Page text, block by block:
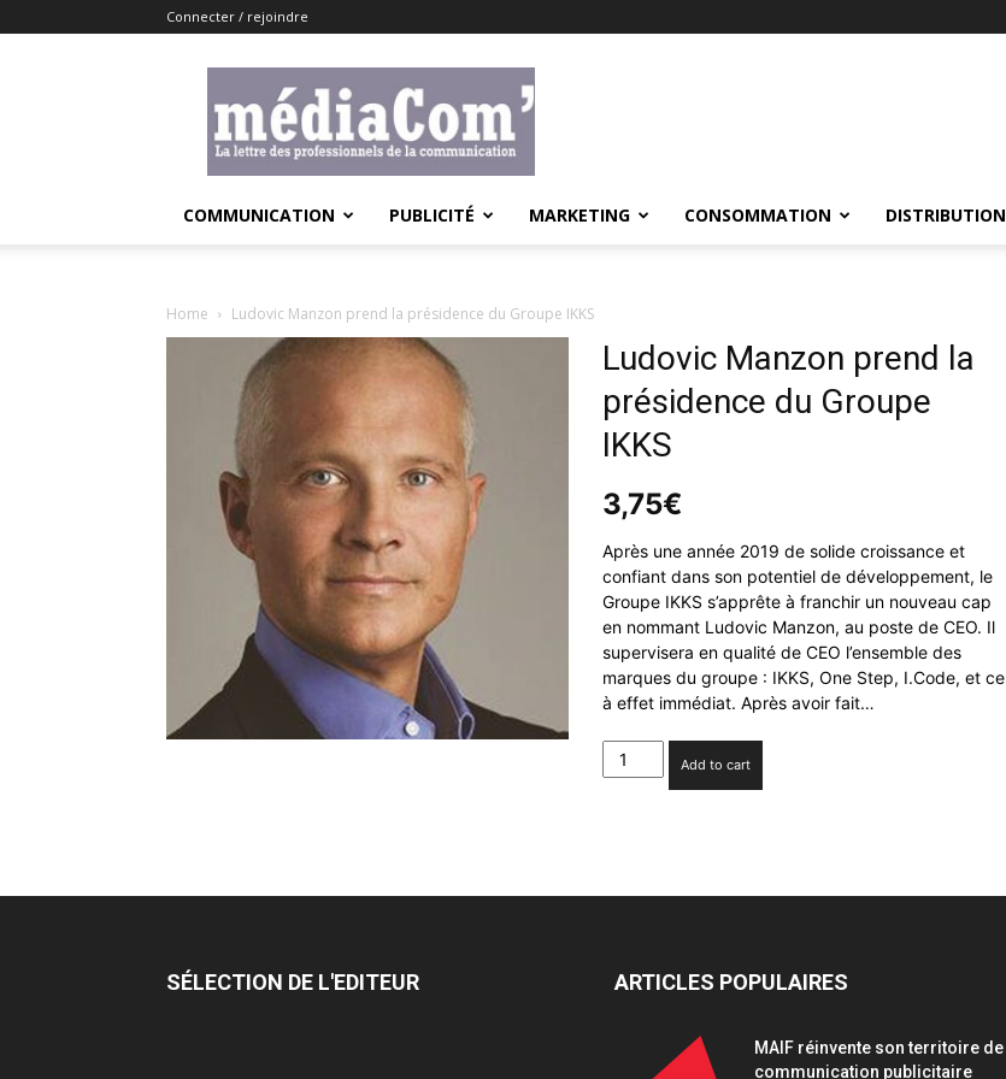
Connecter / rejoindre
COMMUNICATION PUBLICITÉ MARKETING CONSOMMATION DISTRIBUTION
Home Ludovic Manzon prend la présidence du Groupe IKKS
Ludovic Manzon prend la
présidence du Groupe
IKKS
3,75€
Après une année 2019 de solide croissance et
confiant dans son potentiel de développement, le
Groupe IKKS s’apprête à franchir un nouveau cap
en nommant Ludovic Manzon, au poste de CEO. Il
supervisera en qualité de CEO l’ensemble des
marques du groupe : IKKS, One Step, I.Code, et ce
à effet immédiat. Après avoir fait…
Ludovic
Manzon
Add to cart
SÉLECTION DE L'EDITEUR ARTICLES POPULAIRES
MAIF réinvente son territoire de
communication publicitaire